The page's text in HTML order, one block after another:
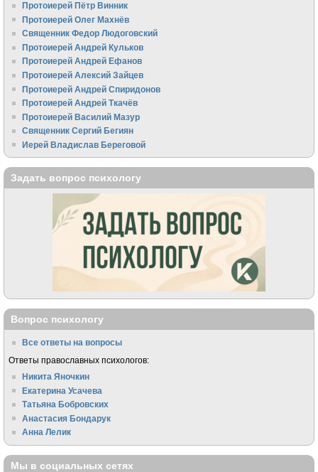
Протоиерей Пётр Винник
Протоиерей Олег Махнёв
Священник Федор Людоговский
Протоиерей Андрей Кульков
Протоиерей Андрей Ефанов
Протоиерей Алексий Зайцев
Протоиерей Андрей Спиридонов
Протоиерей Андрей Ткачёв
Протоиерей Василий Мазур
Священник Сергий Бегиян
Иерей Владислав Береговой
Задать вопрос психологу
Вопрос психологу
Все ответы на вопросы
Ответы православных психологов:
Никита Яночкин
Екатерина Усачева
Татьяна Бобровских
Анастасия Бондарук
Анна Лелик
Мы в социальных сетях